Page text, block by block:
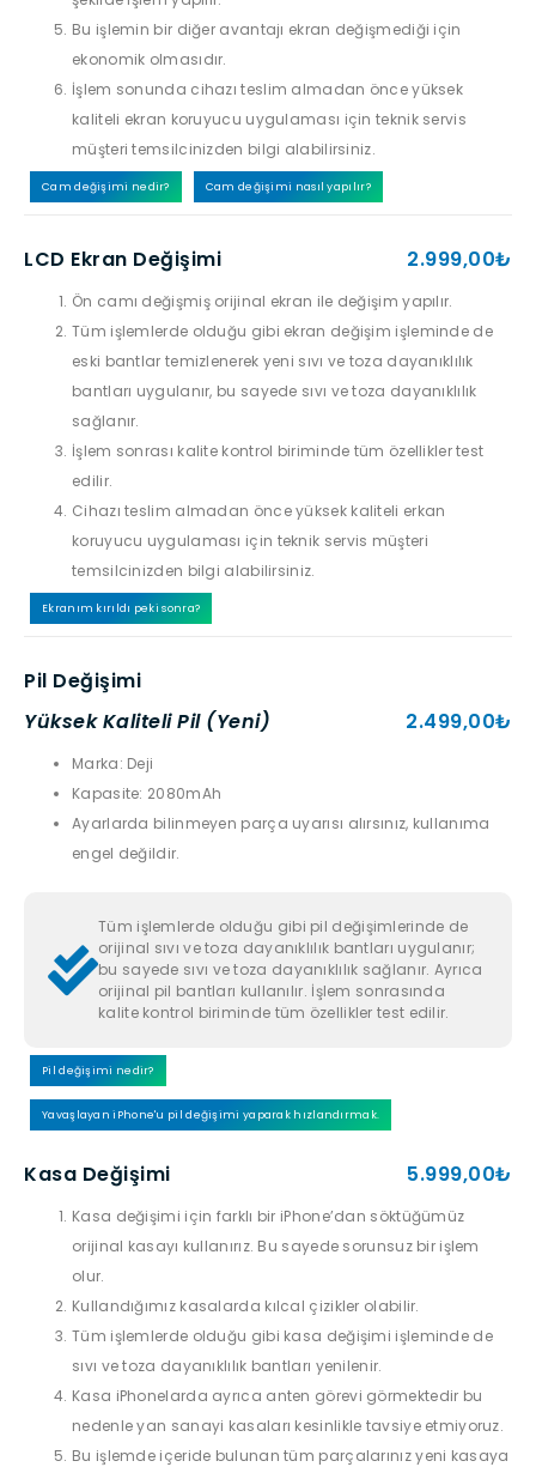
Bu işlemin bir diğer avantajı ekran değişmediği için
ekonomik olmasıdır.
İşlem sonunda cihazı teslim almadan önce yüksek
kaliteli ekran koruyucu uygulaması için teknik servis
müşteri temsilcinizden bilgi alabilirsiniz.
Cam değişimi nedir? Cam değişimi nasıl yapılır?
LCD Ekran Değişimi 2.999,00₺
Ön camı değişmiş orijinal ekran ile değişim yapılır.
Tüm işlemlerde olduğu gibi ekran değişim işleminde de
eski bantlar temizlenerek yeni sıvı ve toza dayanıklılık
bantları uygulanır, bu sayede sıvı ve toza dayanıklılık
sağlanır.
İşlem sonrası kalite kontrol biriminde tüm özellikler test
edilir.
Cihazı teslim almadan önce yüksek kaliteli erkan
koruyucu uygulaması için teknik servis müşteri
temsilcinizden bilgi alabilirsiniz.
Ekranım kırıldı peki sonra?
Pil Değişimi
Yüksek Kaliteli Pil (Yeni)
2.499,00₺
Marka: Deji
Kapasite: 2080mAh
Ayarlarda bilinmeyen parça uyarısı alırsınız, kullanıma
engel değildir.
Tüm işlemlerde olduğu gibi pil değişimlerinde de
orijinal sıvı ve toza dayanıklılık bantları uygulanır;
bu sayede sıvı ve toza dayanıklılık sağlanır. Ayrıca
orijinal pil bantları kullanılır. İşlem sonrasında
kalite kontrol biriminde tüm özellikler test edilir.
Pil değişimi nedir?
Yavaşlayan iPhone'u pil değişimi yaparak hızlandırmak.
Kasa Değişimi 5.999,00₺
Kasa değişimi için farklı bir iPhone’dan söktüğümüz
orijinal kasayı kullanırız. Bu sayede sorunsuz bir işlem
olur.
Kullandığımız kasalarda kılcal çizikler olabilir.
Tüm işlemlerde olduğu gibi kasa değişimi işleminde de
sıvı ve toza dayanıklılık bantları yenilenir.
Kasa iPhonelarda ayrıca anten görevi görmektedir bu
nedenle yan sanayi kasaları kesinlikle tavsiye etmiyoruz.
Bu işlemde içeride bulunan tüm parçalarınız yeni kasaya